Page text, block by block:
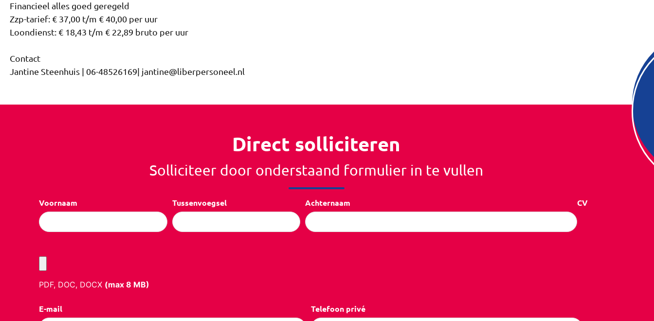
Financieel alles goed geregeld
Zzp-tarief: € 37,00 t/m € 40,00 per uur
Loondienst: € 18,43 t/m € 22,89 bruto per uur
Contact
Jantine Steenhuis | 06-48526169| jantine@liberpersoneel.nl
Direct solliciteren
Solliciteer door onderstaand formulier in te vullen
Voornaam Tussenvoegsel Achternaam CV
PDF, DOC, DOCX (max 8 MB)
E-mail Telefoon privé